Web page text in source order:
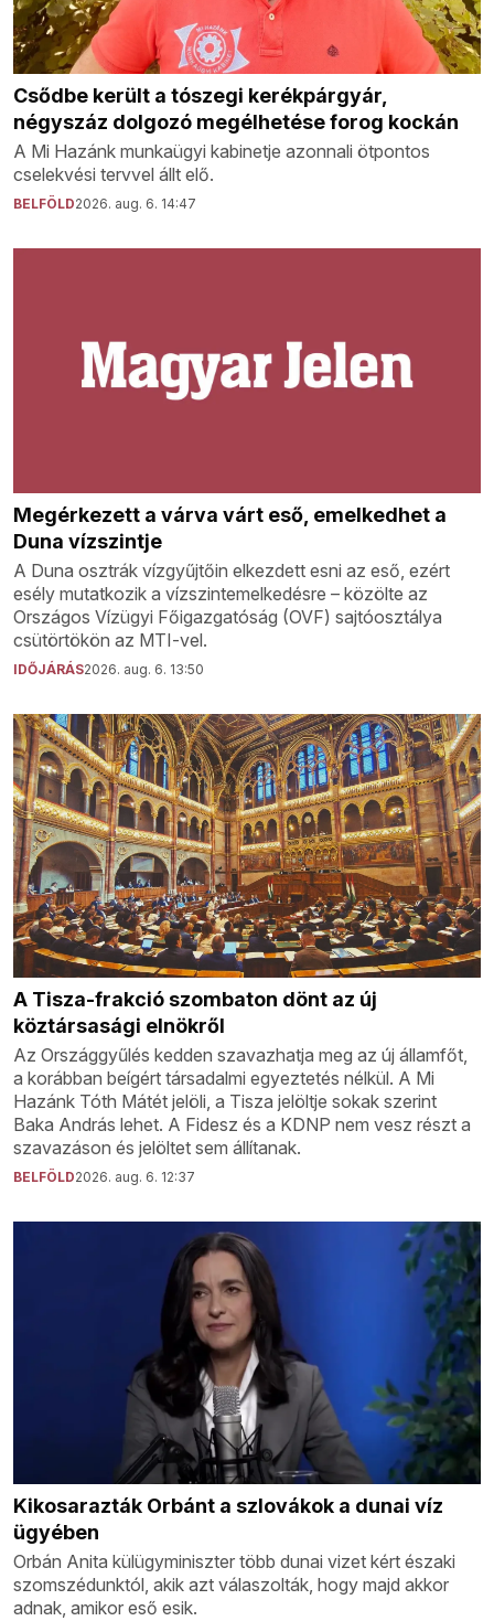
Csődbe került a tószegi kerékpárgyár,
négyszáz dolgozó megélhetése forog kockán
A Mi Hazánk munkaügyi kabinetje azonnali ötpontos
cselekvési tervvel állt elő.
BELFÖLD2026. aug. 6. 14:47
Megérkezett a várva várt eső, emelkedhet a
Duna vízszintje
A Duna osztrák vízgyűjtőin elkezdett esni az eső, ezért
esély mutatkozik a vízszintemelkedésre – közölte az
Országos Vízügyi Főigazgatóság (OVF) sajtóosztálya
csütörtökön az MTI-vel.
IDŐJÁRÁS2026. aug. 6. 13:50
A Tisza-frakció szombaton dönt az új
köztársasági elnökről
Az Országgyűlés kedden szavazhatja meg az új államfőt,
a korábban beígért társadalmi egyeztetés nélkül. A Mi
Hazánk Tóth Mátét jelöli, a Tisza jelöltje sokak szerint
Baka András lehet. A Fidesz és a KDNP nem vesz részt a
szavazáson és jelöltet sem állítanak.
BELFÖLD2026. aug. 6. 12:37
Kikosarazták Orbánt a szlovákok a dunai víz
ügyében
Orbán Anita külügyminiszter több dunai vizet kért északi
szomszédunktól, akik azt válaszolták, hogy majd akkor
adnak, amikor eső esik.